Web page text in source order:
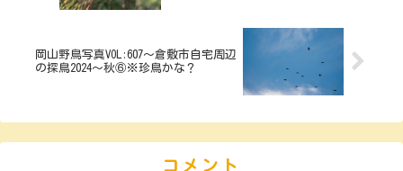
岡山野鳥写真VOL:607～倉敷市自宅周辺
の探鳥2024～秋⑥※珍鳥かな？
コメント